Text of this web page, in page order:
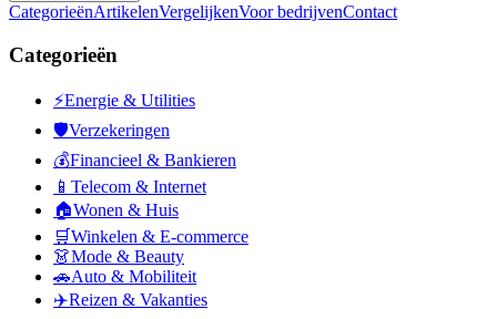
CategorieënArtikelenVergelijkenVoor bedrijvenContact
Categorieën
⚡Energie & Utilities
🛡️Verzekeringen
💰Financieel & Bankieren
📱 Telecom & Internet
🏠Wonen & Huis
🛒Winkelen & E-commerce
👗Mode & Beauty
🚗Auto & Mobiliteit
✈️Reizen & Vakanties